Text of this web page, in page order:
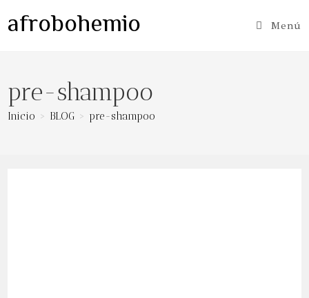
afrobohemio Menú
pre-shampoo
Inicio > BLOG > pre-shampoo